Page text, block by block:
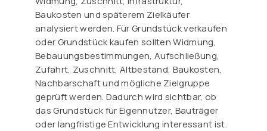
Baukosten und späterem Zielkäufer
analysiert werden. Für Grundstück verkaufen
oder Grundstück kaufen sollten Widmung,
Bebauungsbestimmungen, Aufschließung,
Zufahrt, Zuschnitt, Altbestand, Baukosten,
Nachbarschaft und mögliche Zielgruppe
geprüft werden. Dadurch wird sichtbar, ob
das Grundstück für Eigennutzer, Bauträger
oder langfristige Entwicklung interessant ist.